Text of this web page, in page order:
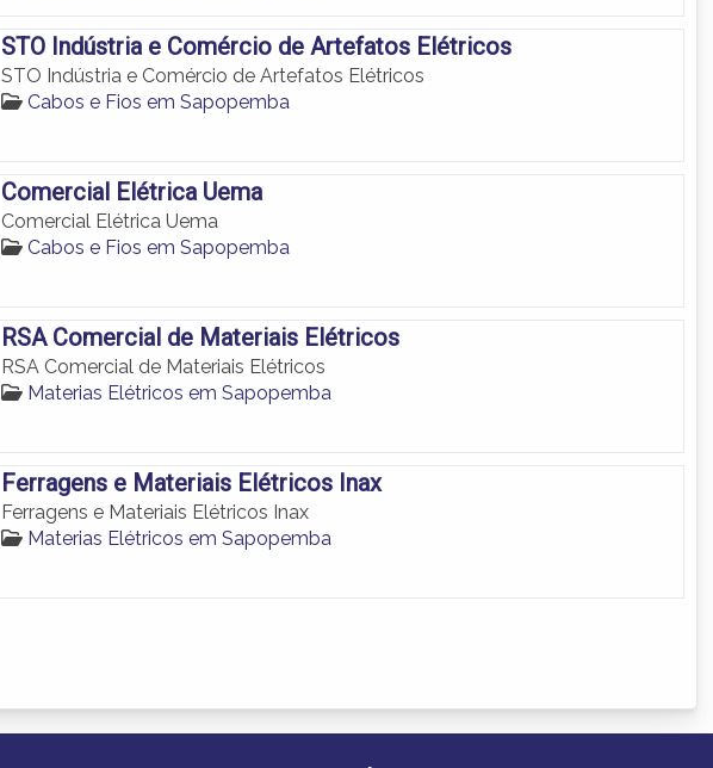
STO Indústria e Comércio de Artefatos Elétricos
STO Indústria e Comércio de Artefatos Elétricos
Cabos e Fios em Sapopemba
Comercial Elétrica Uema
Comercial Elétrica Uema
Cabos e Fios em Sapopemba
RSA Comercial de Materiais Elétricos
RSA Comercial de Materiais Elétricos
Materias Elétricos em Sapopemba
Ferragens e Materiais Elétricos Inax
Ferragens e Materiais Elétricos Inax
Materias Elétricos em Sapopemba